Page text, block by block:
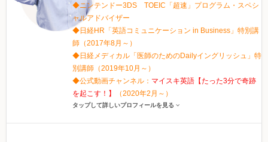
◆ニンテンドー3DS TOEIC「超速」プログラム・スペシ
ャルアドバイザー
◆日経HR「英語コミュニケーション in Business」特別講
師（2017年8月～）
◆日経メディカル「医師のためのDailyイングリッシュ」特
別講師（2019年10月～）
◆公式動画チャンネル： マイスキ英語【たった3分で奇跡
を起こす！】
（2020年2月～）
タップして詳しいプロフィールを見る